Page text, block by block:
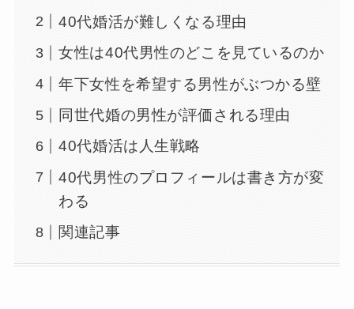
40代婚活が難しくなる理由
女性は40代男性のどこを見ているのか
年下女性を希望する男性がぶつかる壁
同世代婚の男性が評価される理由
40代婚活は人生戦略
40代男性のプロフィールは書き方が変
わる
関連記事